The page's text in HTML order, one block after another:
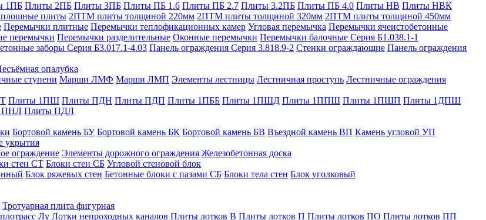
1ПБ Плиты 2ПБ Плиты 3ПБ Плиты ПБ 1.6 Плиты ПБ 2.7 Плиты 3.2ПБ Плиты ПБ 4.0 Плиты НВ Плиты НВК
плиты 2ПТМ плиты толщиной 220мм 2ПТМ плиты толщиной 320мм 2ПТМ плиты толщиной 450мм
Перемычки плитные Перемычки теплофикационных камер Угловая перемычка Перемычки ячеистобетонные
перемычки Перемычки разделительные Оконные перемычки Перемычки балочные Серия Б1.038.1-1
заборы Серия Б3.017.1-4.03 Панель ограждения Серия 3.818.9-2 Стенки ограждающие Панель ограждения
опалубка
ступени Марши ЛМФ Марши ЛМП Элементы лестницы Лестничная проступь Лестничные ограждения
Плиты 1ПШ Плиты ПДН Плиты ПДП Плиты 1ПББ Плиты 1ПШД Плиты 1ППШ Плиты 1ПШП Плиты 1ДПШ
ПНЛ Плиты ПДЛ
Бортовой камень БУ Бортовой камень БК Бортовой камень БВ Въездной камень ВП Камень угловой УП
укрытия
ограждение Элементы дорожного ограждения Железобетонная доска
стен СТ Блоки стен СБ Угловой стеновой блок
Блок ряжевых стен Бетонные блоки с пазами СБ Блоки тела стен Блок уголковый
Тротуарная плита фигурная
Лу Лотки непроходных каналов Плиты лотков В Плиты лотков П Плиты лотков ПО Плиты лотков ПП